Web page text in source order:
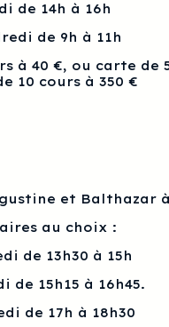
de 14h à 16h
de 9h à 11h
40 €, ou carte de
10 cours à 350 €
et Balthazar
au choix :
de 13h30 à 15h
de 15h15 à 16h45.
de 17h à 18h30